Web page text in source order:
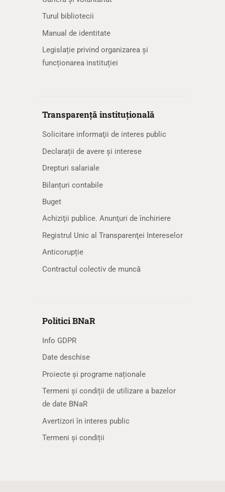
Turul bibliotecii
Manual de identitate
Legislație privind organizarea și
funcționarea instituției
Transparență instituțională
Solicitare informaţii de interes public
Declarații de avere și interese
Drepturi salariale
Bilanțuri contabile
Buget
Achiziţii publice. Anunţuri de închiriere
Registrul Unic al Transparenţei Intereselor
Anticorupție
Contractul colectiv de muncă
Politici BNaR
Info GDPR
Date deschise
Proiecte și programe naționale
Termeni și condiții de utilizare a bazelor
de date BNaR
Avertizori în interes public
Termeni și condiții